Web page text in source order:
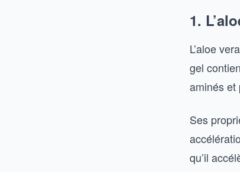
1.
L’aloe
gel
aminés et
Ses
qu’il